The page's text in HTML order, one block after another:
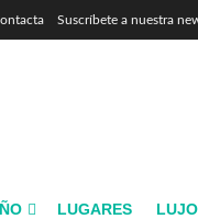
Suscríbete a nuestra
LUGARES LUJO